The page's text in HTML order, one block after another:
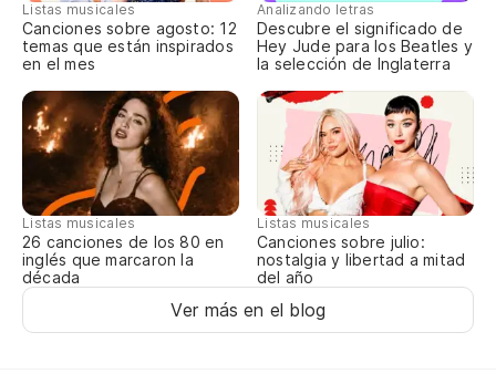
Listas musicales
Canciones sobre agosto: 12
temas que están inspirados
en el mes
Analizando letras
Descubre el significado de
Hey Jude para los Beatles y
la selección de Inglaterra
Listas musicales
26 canciones de los 80 en
inglés que marcaron la
década
Listas musicales
Canciones sobre julio:
nostalgia y libertad a mitad
del año
Ver más en el blog